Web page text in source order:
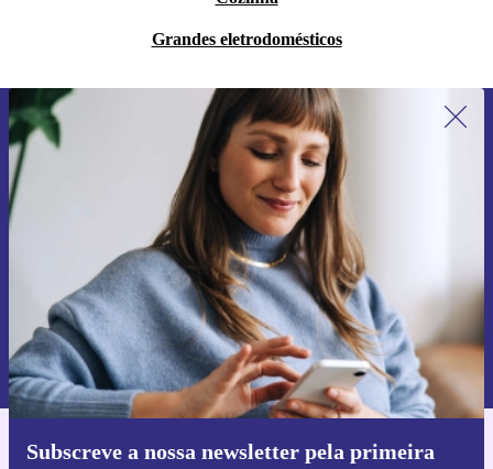
Grandes eletrodomésticos
Subscreve a nossa newsletter pela primeira
Subscreve a nossa newsletter pela
primeira vez e poupa 15€!
Não percas mais nenhuma oferta.
Pedir voucher
Informações sobre o uso de dados pessoais podem ser encontrados na
nossa
Política de Privacidade.
Faz o download da app refurbed